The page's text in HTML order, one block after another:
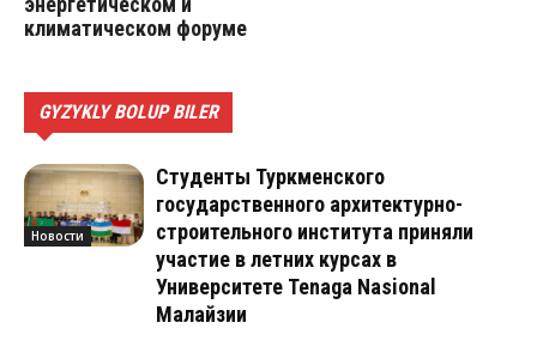
климатическом форуме
GYZYKLY BOLUP BILER
Новости
Студенты Туркменского
государственного архитектурно-
строительного института приняли
участие в летних курсах в
Университете Tenaga Nasional
Малайзии